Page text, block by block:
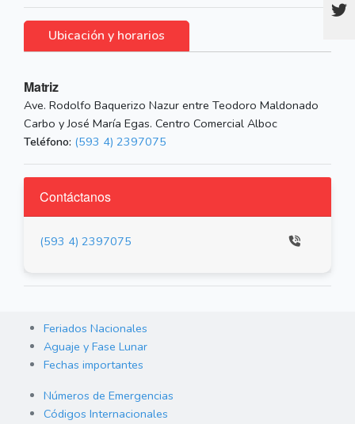
Ubicación y horarios
Matriz
Ave. Rodolfo Baquerizo Nazur entre Teodoro Maldonado
Carbo y José María Egas. Centro Comercial Alboc
Teléfono: (593 4) 2397075
Contáctanos
(593 4) 2397075
Feriados Nacionales
Aguaje y Fase Lunar
Fechas importantes
Números de Emergencias
Códigos Internacionales